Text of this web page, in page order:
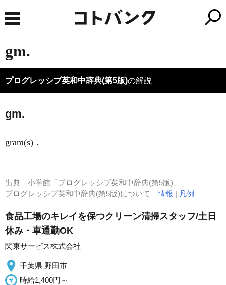
gm.
プログレッシブ英和中辞典(第5版)の解説
gm.
gram(s) ．
出典 小学館「プログレッシブ英和中辞典(第5版)」
プログレッシブ英和中辞典(第5版)について情報 | 凡例
食品工場のキレイを保つクリーン清掃スタッフ/土日
休み・車通勤OK
関東サービス株式会社
千葉県 野田市
時給1,400円～